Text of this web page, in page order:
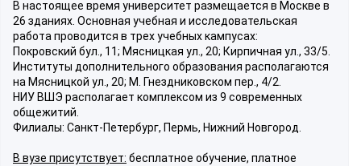
В настоящее время университет размещается в Москве в
26 зданиях. Основная учебная и исследовательская
работа проводится в трех учебных кампусах:
Покровский бул., 11; Мясницкая ул., 20; Кирпичная ул., 33/5.
Институты дополнительного образования располагаются
на Мясницкой ул., 20; М. Гнездниковском пер., 4/2.
НИУ ВШЭ располагает комплексом из 9 современных
общежитий.
Филиалы: Санкт-Петербург, Пермь, Нижний Новгород.
В вузе присутствует: бесплатное обучение, платное